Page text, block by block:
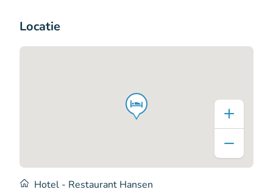
Locatie
Hotel - Restaurant Hansen